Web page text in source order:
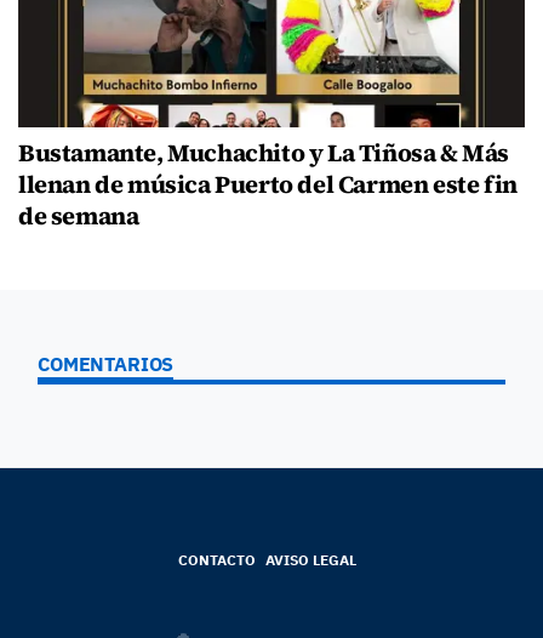
Bustamante, Muchachito y La Tiñosa & Más
llenan de música Puerto del Carmen este fin
de semana
COMENTARIOS
CONTACTO AVISO LEGAL